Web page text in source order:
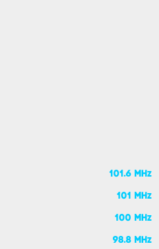
101.6 MHz
101 MHz
100 MHz
98.8 MHz